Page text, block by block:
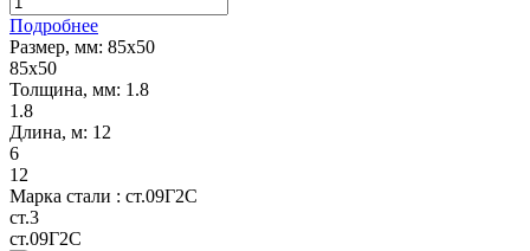
Подробнее
Размер, мм: 85х50
85х50
Толщина, мм: 1.8
1.8
Длина, м: 12
6
12
Марка стали : ст.09Г2С
ст.3
ст.09Г2С